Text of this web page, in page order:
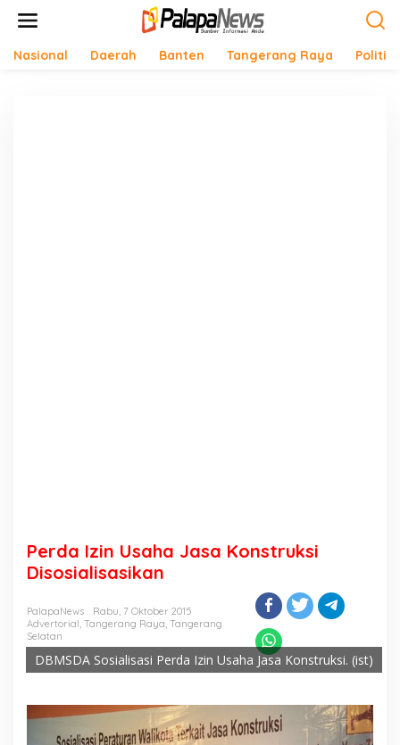
Nasional Daerah Banten Tangerang Raya Politik
Perda Izin Usaha Jasa Konstruksi
Disosialisasikan
PalapaNews
Rabu, 7 Oktober 2015
Advertorial, Tangerang Raya, Tangerang
Selatan
DBMSDA Sosialisasi Perda Izin Usaha Jasa Konstruksi. (ist)